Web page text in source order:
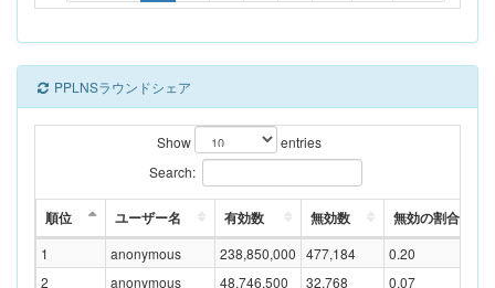
PPLNSラウンドシェア
Show
entries
Search:
順位 ユーザー名 有効数 無効数 無効の割合(%)
1 anonymous 238,850,000 477,184
0.20
2
anonymous 48,746,500 32,768 0.07